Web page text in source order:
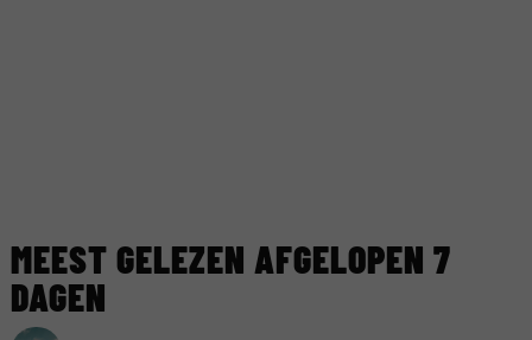
MEEST GELEZEN AFGELOPEN 7
DAGEN